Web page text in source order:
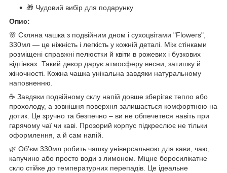
🎁 Чудовий вибір для подарунку
Опис:
🌸 Скляна чашка з подвійним дном і сухоцвітами "Flowers",
330мл — це ніжність і легкість у кожній деталі. Між стінками
розміщені справжні пелюстки й квіти в рожевих і бузкових
відтінках. Такий декор дарує атмосферу весни, затишку й
жіночності. Кожна чашка унікальна завдяки натуральному
наповненню.
☕ Завдяки подвійному склу напій довше зберігає тепло або
прохолоду, а зовнішня поверхня залишається комфортною на
дотик. Це зручно та безпечно – ви не обпечетеся навіть при
гарячому чаї чи каві. Прозорий корпус підкреслює не тільки
оформлення, а й сам напій.
🌿 Об'єм 330мл робить чашку універсальною для кави, чаю,
капучино або просто води з лимоном. Міцне боросилікатне
скло стійке до температурних перепадів. Це ідеальне